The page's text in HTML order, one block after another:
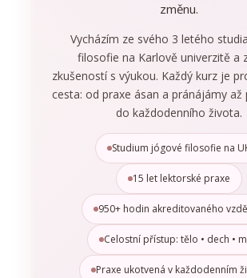
změnu.
Vycházím ze svého 3 letého
filosofie na Karlově univerzitě a
zkušeností s výukou. Každý kurz je
cesta: od praxe ásan a pránájámy až
do každodenního života.
Studium jógové filosofie na
15 let lektorské praxe
950+ hodin akreditovaného
Celostní přístup: tělo • dech •
Praxe ukotvená v každodenním